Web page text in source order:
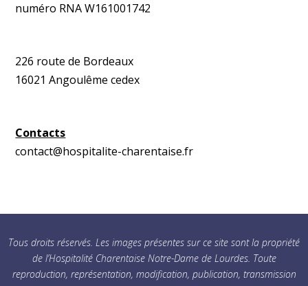
numéro RNA W161001742
226 route de Bordeaux
16021 Angoulême cedex
Contacts
contact@hospitalite-charentaise.fr
Tous droits réservés. Les images présentes sur ce site sont la propriété
de l’Hospitalité Charentaise Notre-Dame de Lourdes. Toute
reproduction, représentation, modification, publication, transmission